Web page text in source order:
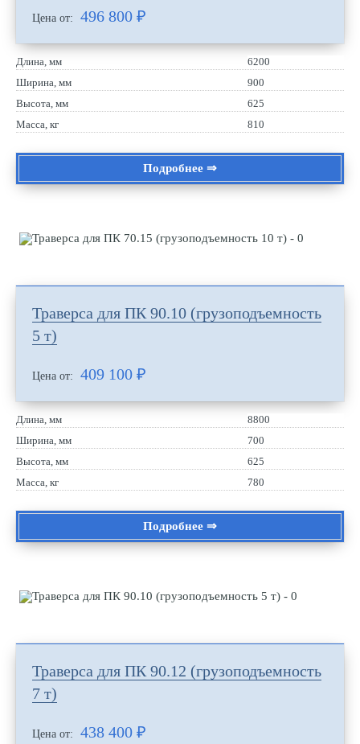
Цена от: 496 800 ₽
Длина, мм
6200
Ширина, мм
900
Высота, мм
625
Масса, кг
810
Подробнее ⇒
Траверса для ПК 90.10 (грузоподъемность
5 т)
Цена от: 409 100 ₽
Длина, мм
8800
Ширина, мм
700
Высота, мм
625
Масса, кг
780
Подробнее ⇒
Траверса для ПК 90.12 (грузоподъемность
7 т)
Цена от: 438 400 ₽